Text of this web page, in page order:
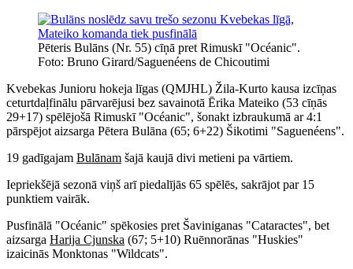
Pēteris Bulāns (Nr. 55) cīņā pret Rimuskī "Océanic".
Foto: Bruno Girard/Saguenéens de Chicoutimi
Kvebekas Junioru hokeja līgas (QMJHL) Žila-Kurto kausa izcīņas
ceturtdaļfinālu pārvarējusi bez savainotā Ērika Mateiko (53 cīņās
29+17) spēlējošā Rimuskī "Océanic", šonakt izbraukumā ar 4:1
pārspējot aizsarga Pētera Bulāna (65; 6+22) Šikotimi "Saguenéens".
19 gadīgajam Bulānam šajā kaujā divi metieni pa vārtiem.
Iepriekšējā sezonā viņš arī piedalījās 65 spēlēs, sakrājot par 15
punktiem vairāk.
Pusfinālā "Océanic" spēkosies pret Šaviniganas "Cataractes", bet
aizsarga Harija Cjunska (67; 5+10) Ruēnnorānas "Huskies"
izaicinās Monktonas "Wildcats".